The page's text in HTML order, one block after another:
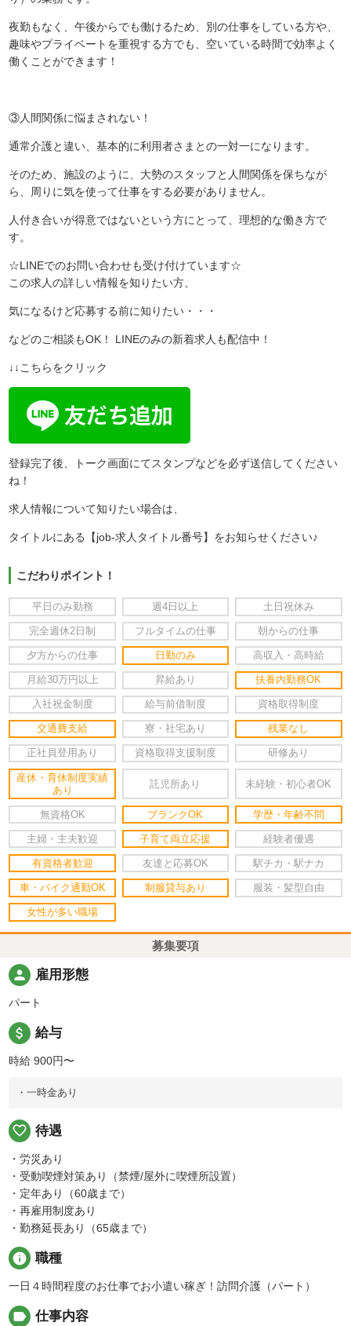
夜勤もなく、午後からでも働けるため、別の仕事をしている方や、
趣味やプライベートを重視する方でも、空いている時間で効率よく
働くことができます！
③人間関係に悩まされない！
通常介護と違い、基本的に利用者さまとの一対一になります。
そのため、施設のように、大勢のスタッフと人間関係を保ちなが
ら、周りに気を使って仕事をする必要がありません。
人付き合いが得意ではないという方にとって、理想的な働き方で
す。
☆LINEでのお問い合わせも受け付けています☆
この求人の詳しい情報を知りたい方、
気になるけど応募する前に知りたい・・・
などのご相談もOK！ LINEのみの新着求人も配信中！
↓↓こちらをクリック
登録完了後、トーク画面にてスタンプなどを必ず送信してください
ね！
求人情報について知りたい場合は、
タイトルにある【job-求人タイトル番号】をお知らせください♪
こだわりポイント！
平日のみ勤務 週4日以上 土日祝休み
完全週休2日制 フルタイムの仕事 朝からの仕事
夕方からの仕事 日勤のみ 高収入・高時給
月給30万円以上 昇給あり 扶養内勤務OK
入社祝金制度 給与前借制度 資格取得制度
交通費支給 寮・社宅あり 残業なし
正社員登用あり 資格取得支援制度 研修あり
産休・育休制度実績
あり
託児所あり 未経験・初心者OK
無資格OK ブランクOK 学歴・年齢不問
主婦・主夫歓迎 子育て両立応援 経験者優遇
有資格者歓迎 友達と応募OK 駅チカ・駅ナカ
車・バイク通勤OK 制服貸与あり 服装・髪型自由
女性が多い職場
募集要項
person 雇用形態
パート
attach_money 給与
時給 900円〜
・一時金あり
favorite_border 待遇
・労災あり
・受動喫煙対策あり（禁煙/屋外に喫煙所設置）
・定年あり（60歳まで）
・再雇用制度あり
・勤務延長あり（65歳まで）
info 職種
一日４時間程度のお仕事でお小遣い稼ぎ！訪問介護（パート）
label 仕事内容